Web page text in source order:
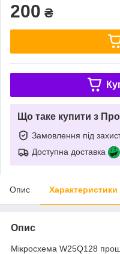
200 ₴
Що таке купити з
Замовлення під
Доступна доставка
Опис Характеристики
Опис
Мікросхема W25Q128